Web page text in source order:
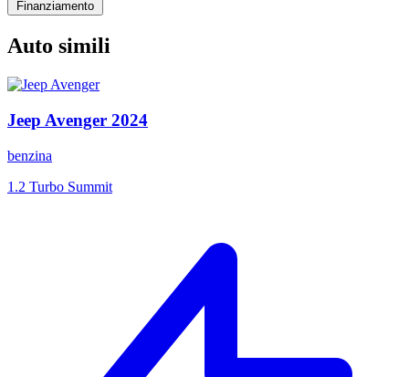
Finanziamento
Auto simili
Jeep Avenger 2024
benzina
1.2 Turbo Summit